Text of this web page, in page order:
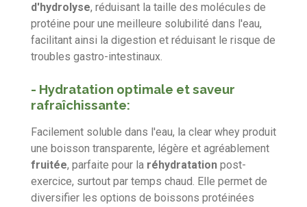
d'hydrolyse, réduisant la taille des molécules de
protéine pour une meilleure solubilité dans l'eau,
facilitant ainsi la digestion et réduisant le risque de
troubles gastro-intestinaux.
- Hydratation optimale et saveur
rafraîchissante:
Facilement soluble dans l'eau, la clear whey produit
une boisson transparente, légère et agréablement
fruitée, parfaite pour la réhydratationpost-
exercice, surtout par temps chaud. Elle permet de
diversifier les options de boissons protéinées